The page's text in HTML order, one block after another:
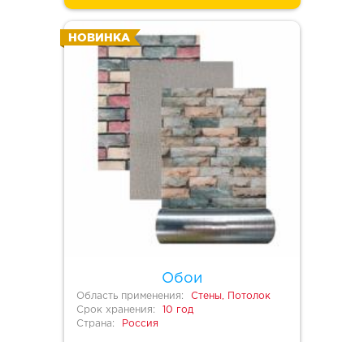
Обои
НОВИНКА
Область применения:
Стены, Потолок
Срок хранения:
10 год
Страна:
Россия